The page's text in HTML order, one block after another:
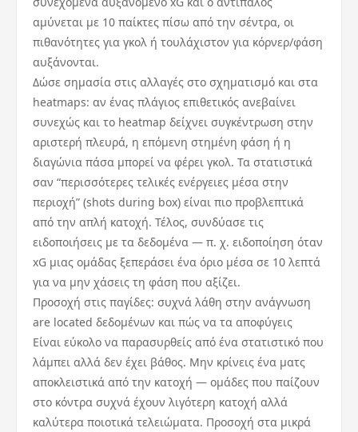
αμύνεται με 10 παίκτες πίσω από την σέντρα, οι
πιθανότητες για γκολ ή τουλάχιστον για κόρνερ/φάση
αυξάνονται.
Δώσε σημασία στις αλλαγές στο σχηματισμό και στα
heatmaps: αν ένας πλάγιος επιθετικός ανεβαίνει
συνεχώς και το heatmap δείχνει συγκέντρωση στην
αριστερή πλευρά, η επόμενη στημένη φάση ή η
διαγώνια πάσα μπορεί να φέρει γκολ. Τα στατιστικά
σαν “περισσότερες τελικές ενέργειες μέσα στην
περιοχή” (shots during box) είναι πιο προβλεπτικά
από την απλή κατοχή. Τέλος, συνδύασε τις
ειδοποιήσεις με τα δεδομένα — π. χ. ειδοποίηση όταν
xG μιας ομάδας ξεπεράσει ένα όριο μέσα σε 10 λεπτά
για να μην χάσεις τη φάση που αξίζει.
Προσοχή στις παγίδες: συχνά λάθη στην ανάγνωση
are located δεδομένων και πώς να τα αποφύγεις
Είναι εύκολο να παρασυρθείς από ένα στατιστικό που
λάμπει αλλά δεν έχει βάθος. Μην κρίνεις ένα ματς
αποκλειστικά από την κατοχή — ομάδες που παίζουν
στο κόντρα συχνά έχουν λιγότερη κατοχή αλλά
καλύτερα ποιοτικά τελειώματα. Προσοχή στα μικρά